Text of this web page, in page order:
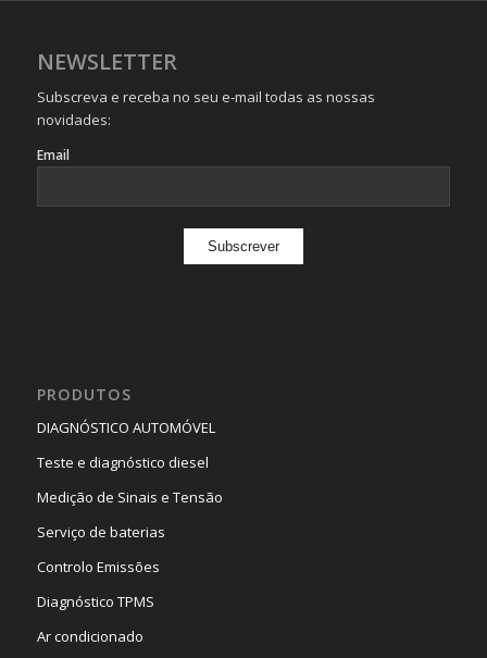
NEWSLETTER
Subscreva e receba no seu e-mail todas as nossas
novidades:
Email
PRODUTOS
DIAGNÓSTICO AUTOMÓVEL
Teste e diagnóstico diesel
Medição de Sinais e Tensão
Serviço de baterias
Controlo Emissões
Diagnóstico TPMS
Ar condicionado